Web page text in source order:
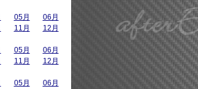
05月
06月
11月
12月
05月
06月
11月
12月
05月
06月